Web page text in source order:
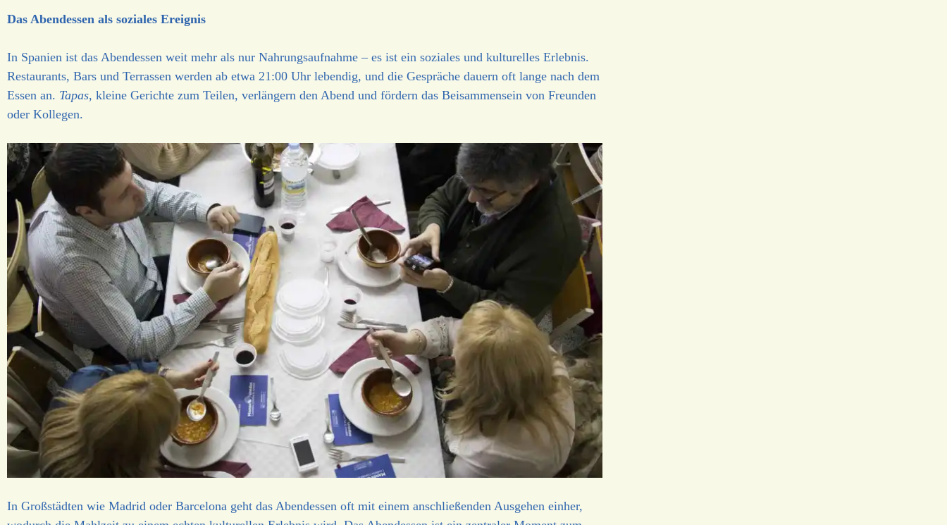
Das Abendessen als soziales Ereignis
In Spanien ist das Abendessen weit mehr als nur Nahrungsaufnahme – es ist ein soziales und kulturelles Erlebnis.
Restaurants, Bars und Terrassen werden ab etwa 21:00 Uhr lebendig, und die Gespräche dauern oft lange nach dem
Essen an. Tapas, kleine Gerichte zum Teilen, verlängern den Abend und fördern das Beisammensein von Freunden
oder Kollegen.
In Großstädten wie Madrid oder Barcelona geht das Abendessen oft mit einem anschließenden Ausgehen einher,